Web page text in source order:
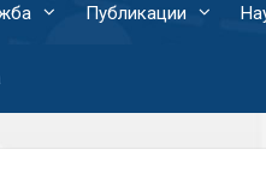
Публикации